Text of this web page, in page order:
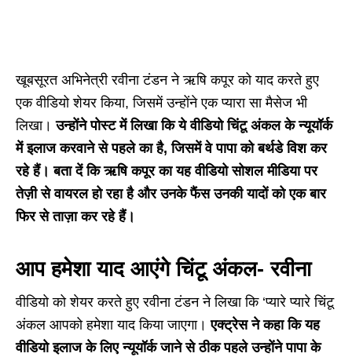
खूबसूरत अभिनेत्री रवीना टंडन ने ऋषि कपूर को याद करते हुए
एक वीडियो शेयर किया, जिसमें उन्होंने एक प्यारा सा मैसेज भी
लिखा।उन्होंने पोस्ट में लिखा कि ये वीडियो चिंटू अंकल के न्यूयॉर्क
में इलाज करवाने से पहले का है, जिसमें वे पापा को बर्थडे विश कर
रहे हैं। बता दें कि ऋषि कपूर का यह वीडियो सोशल मीडिया पर
तेज़ी से वायरल हो रहा है और उनके फैंस उनकी यादों को एक बार
फिर से ताज़ा कर रहे हैं।
आप हमेशा याद आएंगे चिंटू अंकल- रवीना
वीडियो को शेयर करते हुए रवीना टंडन ने लिखा कि ‘प्यारे प्यारे चिंटू
अंकल आपको हमेशा याद किया जाएगा।एक्ट्रेस ने कहा कि यह
वीडियो इलाज के लिए न्यूयॉर्क जाने से ठीक पहले उन्होंने पापा के